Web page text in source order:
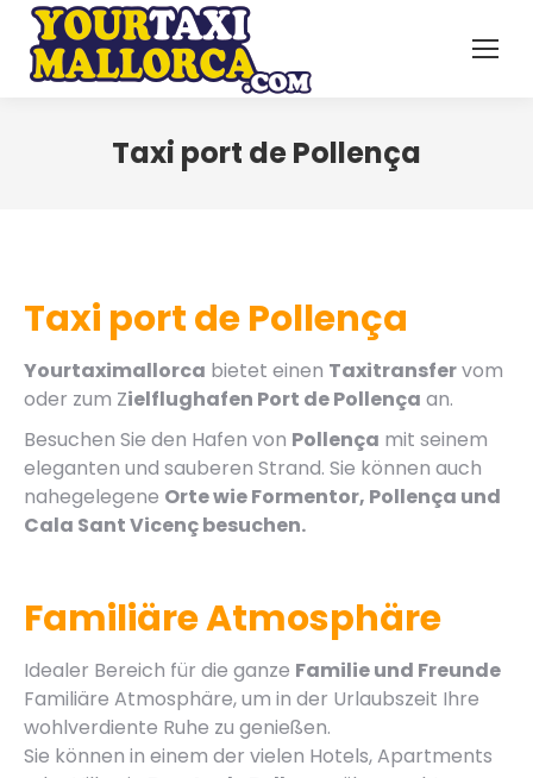
Taxi port de Pollença
Taxi port de Pollença
Yourtaximallorca bietet einen Taxitransfervom
oder zum Zielflughafen Port de Pollença an.
Besuchen Sie den Hafen von Pollença mit seinem
eleganten und sauberen Strand. Sie können auch
nahegelegene Orte wie Formentor, Pollença und
Cala Sant Vicenç besuchen.
Familiäre Atmosphäre
Idealer Bereich für die ganze Familie und Freunde
Familiäre Atmosphäre, um in der Urlaubszeit Ihre
wohlverdiente Ruhe zu genießen.
Sie können in einem der vielen Hotels, Apartments